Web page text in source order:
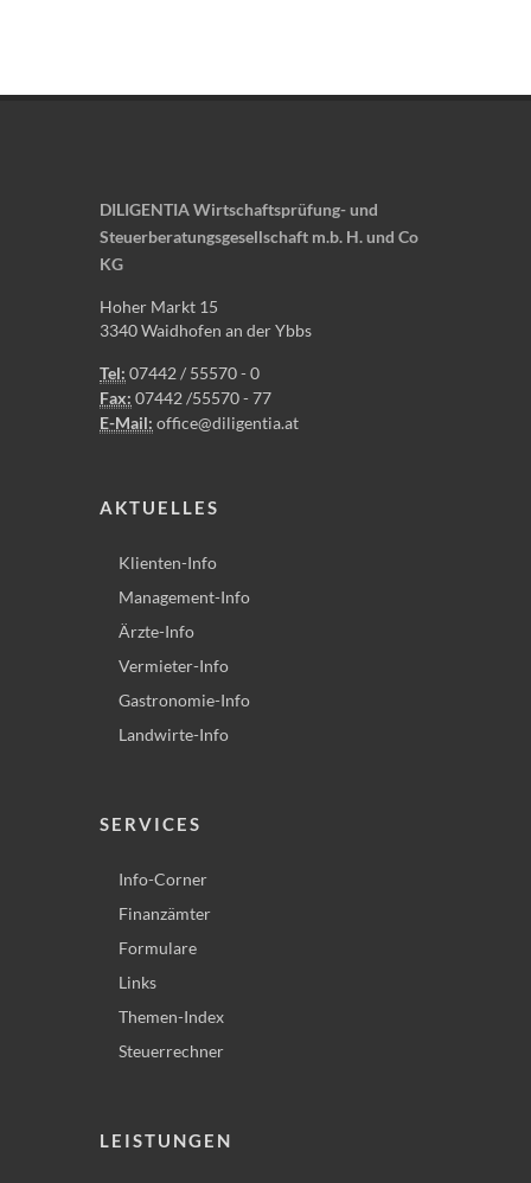
DILIGENTIA Wirtschaftsprüfung- und
Steuerberatungsgesellschaft m.b. H. und Co
KG
Hoher Markt 15
3340 Waidhofen an der Ybbs
Tel: 07442 / 55570 - 0
Fax: 07442 /55570 - 77
E-Mail: office@diligentia.at
AKTUELLES
Klienten-Info
Management-Info
Ärzte-Info
Vermieter-Info
Gastronomie-Info
Landwirte-Info
SERVICES
Info-Corner
Finanzämter
Formulare
Links
Themen-Index
Steuerrechner
LEISTUNGEN